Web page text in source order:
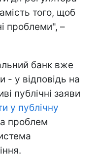
того, щоб
проблеми", –
банк вже
- у відповідь на
публічні заяви
у публічну
проблем